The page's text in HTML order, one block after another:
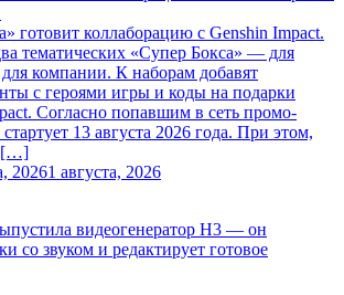
готовит коллаборацию с Genshin Impact.
тематических «Супер Бокса» — для
компании. К наборам добавят
с героями игры и коды на подарки
Согласно попавшим в сеть промо-
13 августа 2026 года. При этом,
[…]
20261 августа, 2026